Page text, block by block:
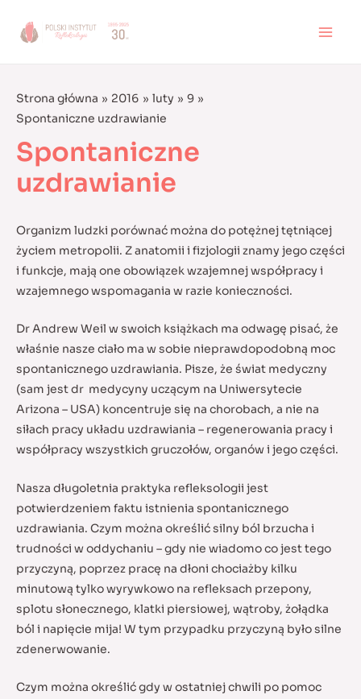
Strona główna 2016 luty
9
Spontaniczne uzdrawianie
Spontaniczne
uzdrawianie
Organizm ludzki porównać można do potężnej tętniącej
życiem metropolii. Z anatomii i fizjologii znamy jego części
i funkcje, mają one obowiązek wzajemnej współpracy i
wzajemnego wspomagania w razie konieczności.
Dr Andrew Weil w swoich książkach ma odwagę pisać, że
właśnie nasze ciało ma w sobie nieprawdopodobną moc
spontanicznego uzdrawiania. Pisze, że świat medyczny
(sam jest dr medycyny uczącym na Uniwersytecie
Arizona – USA) koncentruje się na chorobach, a nie na
siłach pracy układu uzdrawiania – regenerowania pracy i
współpracy wszystkich gruczołów, organów i jego części.
Nasza długoletnia praktyka refleksologii jest
potwierdzeniem faktu istnienia spontanicznego
uzdrawiania. Czym można określić silny ból brzucha i
trudności w oddychaniu – gdy nie wiadomo co jest tego
przyczyną, poprzez pracę na dłoni chociażby kilku
minutową tylko wyrywkowo na refleksach przepony,
splotu słonecznego, klatki piersiowej, wątroby, żołądka
ból i napięcie mija! W tym przypadku przyczyną było silne
zdenerwowanie.
Czym można określić gdy w ostatniej chwili po pomoc